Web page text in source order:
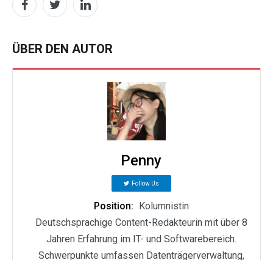
ÜBER DEN AUTOR
Penny
Follow Us
Position: Kolumnistin
Deutschsprachige Content-Redakteurin mit über 8
Jahren Erfahrung im IT- und Softwarebereich.
Schwerpunkte umfassen Datenträgerverwaltung,